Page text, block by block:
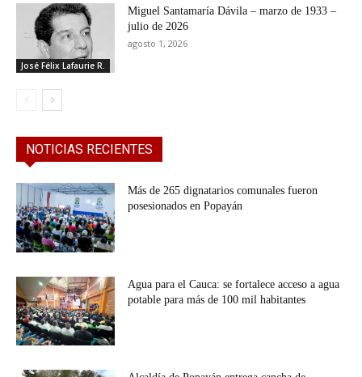
José Félix Lafaurie R.
Miguel Santamaría Dávila – marzo de 1933 –
julio de 2026
agosto 1, 2026
NOTICIAS RECIENTES
Más de 265 dignatarios comunales fueron
posesionados en Popayán
Agua para el Cauca: se fortalece acceso a agua
potable para más de 100 mil habitantes